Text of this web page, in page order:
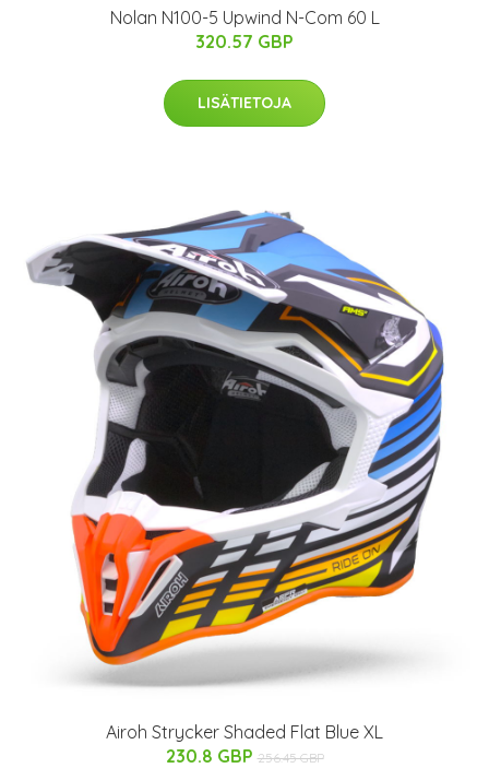
Nolan N100-5 Upwind N-Com 60 L
320.57 GBP
LISÄTIETOJA
Airoh Strycker Shaded Flat Blue XL
230.8 GBP 256.45 GBP